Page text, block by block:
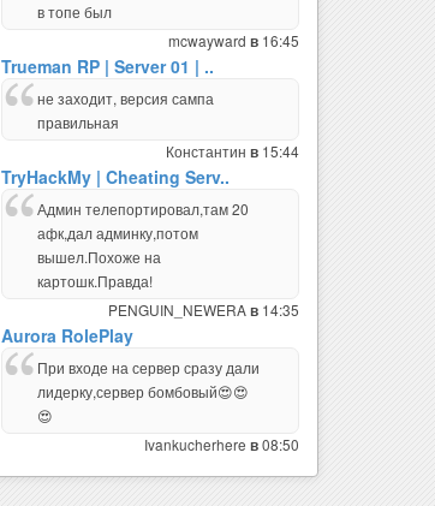
в топе был
mcwayward в 16:45
Trueman RP | Server 01 | ..
не заходит, версия сампа
правильная
Константин в 15:44
TryHackMy | Cheating Serv..
Админ телепортировал,там 20
афк,дал админку,потом
вышел.Похоже на
картошк.Правда!
PENGUIN_NEWERAв 14:35
Aurora RolePlay
При входе на сервер сразу дали
лидерку,сервер бомбовый😍😍
😍
Ivankucherhere в08:50